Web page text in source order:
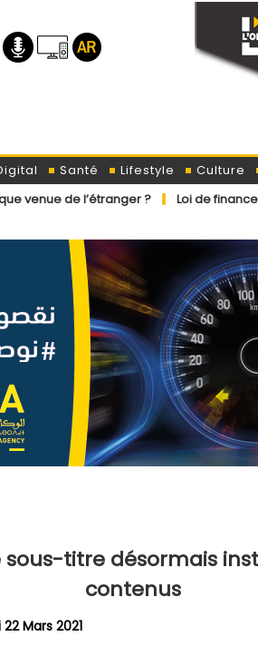
Santé Lifestyle Culture
?
Loi de finances 2027 : les
sous-titre désormais
contenus
Mars 2021